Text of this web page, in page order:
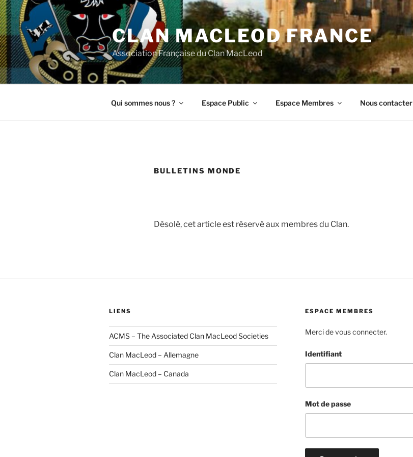
Aller
au
contenu
principal
CLAN MACLEOD FRANCE
Association Française du Clan MacLeod
Qui sommes nous ? Espace Public Espace Membres Nous contacter
BULLETINS MONDE
Désolé, cet article est réservé aux membres du Clan.
LIENS
ACMS – The Associated Clan MacLeod Societies
Clan MacLeod – Allemagne
Clan MacLeod – Canada
ESPACE MEMBRES
Merci de vous connecter.
Identifiant
Mot de passe